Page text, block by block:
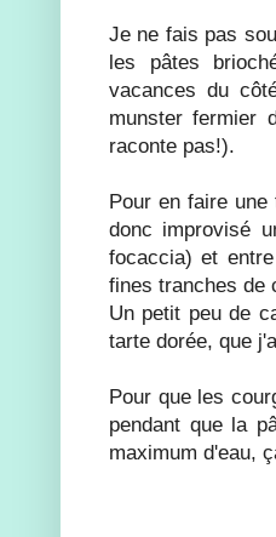
Je ne fais pas
les pâtes
vacances du
munster fermier
raconte pas!).
Pour en faire une
donc improvisé
focaccia) et
fines tranches de
Un petit peu de
tarte dorée, que
Pour que les
pendant que la
maximum d'eau,